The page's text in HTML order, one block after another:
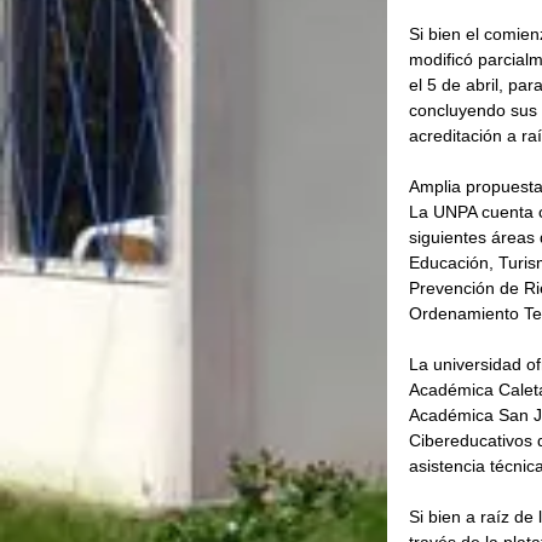
Si bien el
modificó
el 5 de abril,
concluyendo
acreditación a
Amplia propuesta
La UNPA
siguientes áreas
Educación,
Prevención de
Ordenamiento
La universidad
Académica
Académica San
Cibereducativos
asistencia
Si bien a raíz de